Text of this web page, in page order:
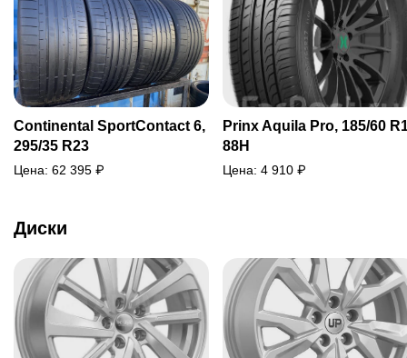
Continental SportContact 6,
295/35 R23
Цена: 62 395 ₽
Prinx Aquila Pro, 185/60
88H
Цена: 4 910 ₽
Диски